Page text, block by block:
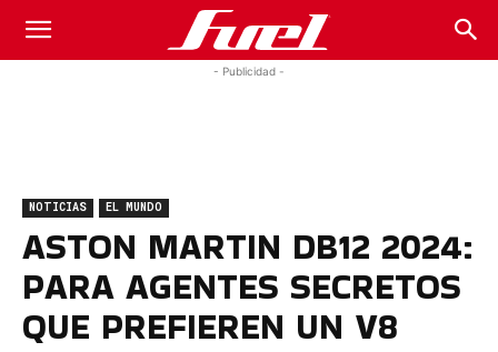
Fuel
Magazine
- Publicidad -
NOTICIAS EL MUNDO
ASTON MARTIN DB12 2024:
PARA AGENTES SECRETOS
QUE PREFIEREN UN V8